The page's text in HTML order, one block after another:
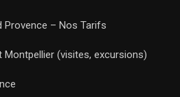
Provence – Nos Tarifs
(visites, excursions)